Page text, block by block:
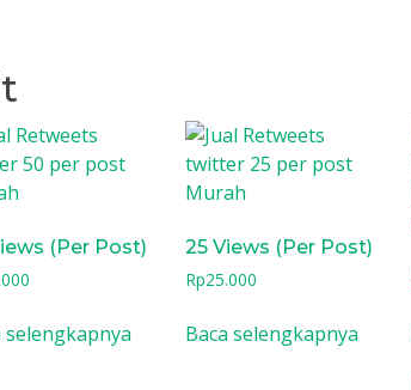
(Per Post)
selengkapnya
25 Views (Per Post)
Rp25.000
Baca selengkapnya